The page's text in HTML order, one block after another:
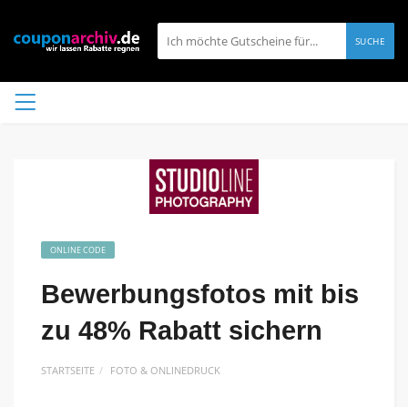
SUCHE
ONLINE CODE
Bewerbungsfotos mit bis
zu 48% Rabatt sichern
STARTSEITE FOTO & ONLINEDRUCK